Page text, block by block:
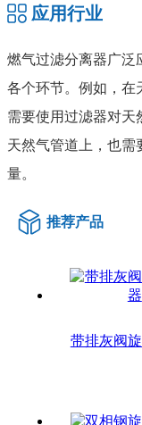
应用行业
燃气过滤分离器广泛
各个环节。例如，在
需要使用过滤器对天
天然气管道上，也需
量。
推荐产品
带排灰阀